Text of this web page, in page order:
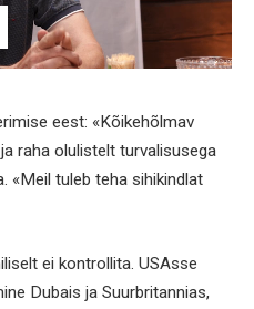
eest: «Kõikehõlmav
raha olulistelt turvalisusega
«Meil tuleb teha sihikindlat
ei kontrollita. USAsse
Dubais ja Suurbritannias,